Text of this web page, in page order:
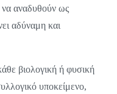
να αναδυθούν ως
αδύναμη και
βιολογική ή φυσική
υποκείμενο,